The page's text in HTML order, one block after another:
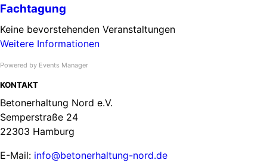
Fachtagung
Keine bevorstehenden Veranstaltungen
Weitere Informationen
Powered by Events Manager
KONTAKT
Betonerhaltung Nord e.V.
Semperstraße 24
22303 Hamburg
E-Mail: info@betonerhaltung-nord.de